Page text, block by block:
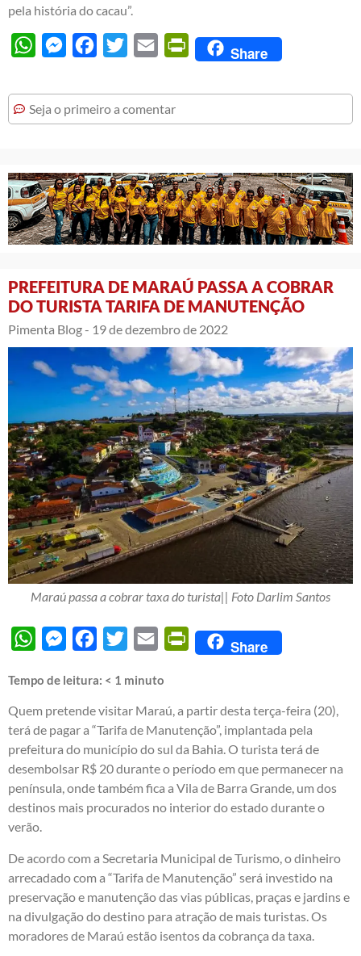
pela história do cacau”.
WhatsAppMessengerFacebook
Twitter Email PrintFriendly
Share
Seja o primeiro a comentar
PREFEITURA DE MARAÚ PASSA A COBRAR
DO TURISTA TARIFA DE MANUTENÇÃO
Pimenta Blog - 19 de dezembro de 2022
Maraú passa a cobrar taxa do turista|| Foto Darlim Santos
WhatsAppMessengerFacebook
Twitter Email PrintFriendly
Share
Tempo de leitura: < 1 minuto
Quem pretende visitar Maraú, a partir desta terça-feira (20),
terá de pagar a “Tarifa de Manutenção”, implantada pela
prefeitura do município do sul da Bahia. O turista terá de
desembolsar R$ 20 durante o período em que permanecer na
península, onde também fica a Vila de Barra Grande, um dos
destinos mais procurados no interior do estado durante o
verão.
De acordo com a Secretaria Municipal de Turismo, o dinheiro
arrecadado com a “Tarifa de Manutenção” será investido na
preservação e manutenção das vias públicas, praças e jardins e
na divulgação do destino para atração de mais turistas. Os
moradores de Maraú estão isentos da cobrança da taxa.